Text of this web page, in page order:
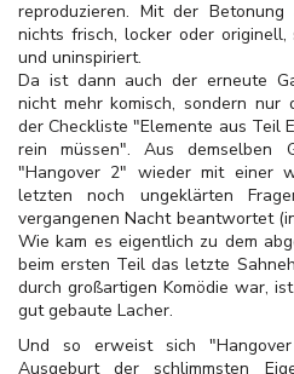
reproduzieren. Mit der
nichts frisch, locker oder
und uninspiriert.
Da ist dann auch der erneute
nicht mehr komisch, sondern nur
der Checkliste "Elemente aus Teil
rein müssen". Aus demselben
"Hangover 2" wieder mit einer
letzten noch ungeklärten
vergangenen Nacht beantwortet
Wie kam es eigentlich zu dem
beim ersten Teil das letzte
durch großartigen Komödie war,
gut gebaute Lacher.
Und so erweist sich
Ausgeburt der schlimmsten